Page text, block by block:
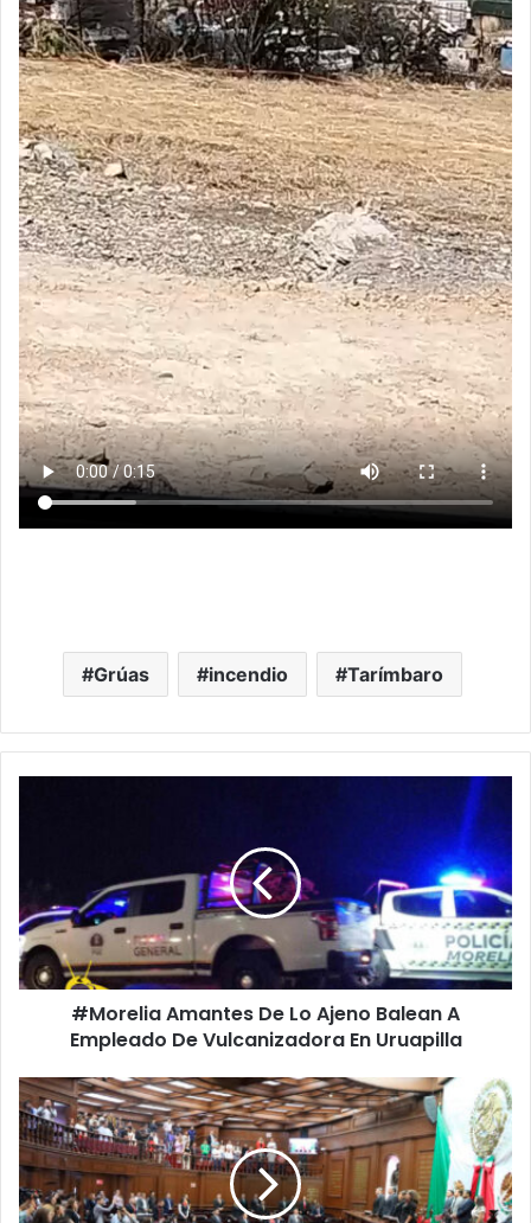
Grúas incendio Tarímbaro
Balean
A
Empleado
De
Vulcanizadora#Morelia Amantes De Lo Ajeno Balean A
Empleado De Vulcanizadora En Uruapilla
Se
Reconfigura
La
Jucopo
Del
Congreso